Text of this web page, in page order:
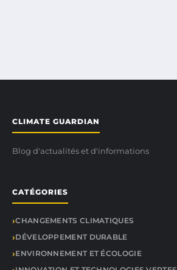
CLIMATE GUARDIAN
Blog d'actualités et d'informations
CATÉGORIES
CHANGEMENTS CLIMATIQUES
DÉVELOPPEMENT DURABLE
ENVIRONNEMENT ET ÉCOLOGIE